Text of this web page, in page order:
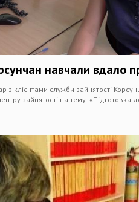
навчали вдало
клієнтами служби зайнятості
зайнятості на тему: «Підготовка